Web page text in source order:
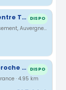
Parking Double à Lyon 5e - entre Tassin et Point du Jour DISPO
31 Rue de la Garde, Lyon 5e Arrondissement, Auvergne-Rhône-Alpes, France · 4.83 km
Location box Villeurbanne proche de la Mairie DISPO
· 4.95 km